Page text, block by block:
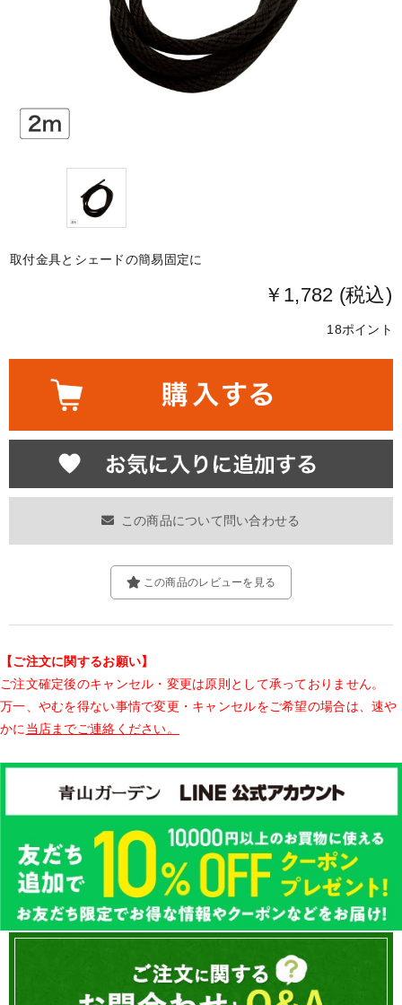
取付金具とシェードの簡易固定に
￥1,782 (税込)
18ポイント
この商品について問い合わせる
この商品のレビューを見る
【ご注文に関するお願い】
ご注文確定後のキャンセル・変更は原則として承っておりません。
万一、やむを得ない事情で変更・キャンセルをご希望の場合は、速や
かに 当店までご連絡ください。